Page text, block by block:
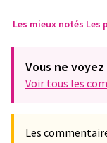
Les mieux notés Les
Vous ne
Voir tous les
Les